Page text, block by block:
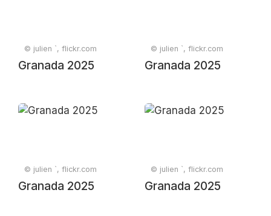
© julien `, flickr.com
Granada 2025
© julien `, flickr.com
Granada 2025
© julien `, flickr.com
Granada 2025
© julien `, flickr.com
Granada 2025